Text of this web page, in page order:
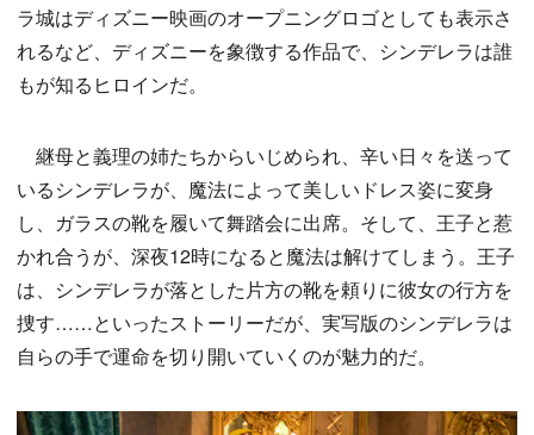
ラ城はディズニー映画のオープニングロゴとしても表示さ
れるなど、ディズニーを象徴する作品で、シンデレラは誰
もが知るヒロインだ。
継母と義理の姉たちからいじめられ、辛い日々を送って
いるシンデレラが、魔法によって美しいドレス姿に変身
し、ガラスの靴を履いて舞踏会に出席。そして、王子と惹
かれ合うが、深夜12時になると魔法は解けてしまう。王子
は、シンデレラが落とした片方の靴を頼りに彼女の行方を
捜す……といったストーリーだが、実写版のシンデレラは
自らの手で運命を切り開いていくのが魅力的だ。